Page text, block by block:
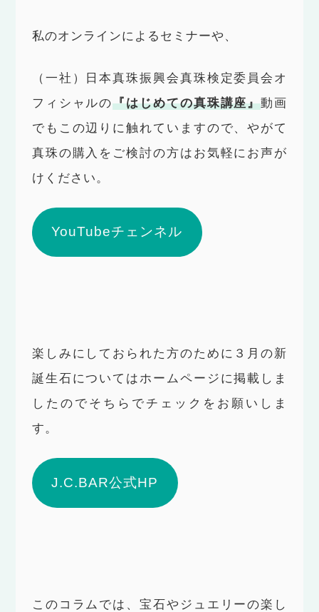
私のオンラインによるセミナーや、
（一社）日本真珠振興会真珠検定委員会オ
フィシャルの『はじめての真珠講座』動画
でもこの辺りに触れていますので、やがて
真珠の購入をご検討の方はお気軽にお声が
けください。
YouTubeチェンネル
楽しみにしておられた方のために３月の新
誕生石についてはホームページに掲載しま
したのでそちらでチェックをお願いしま
す。
J.C.BAR公式HP
このコラムでは、宝石やジュエリーの楽し